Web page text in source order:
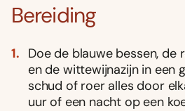
Bereiding
Doe de blauwe bessen, de
en de wittewijnazijn in een
schud of roer alles door
uur of een nacht op een